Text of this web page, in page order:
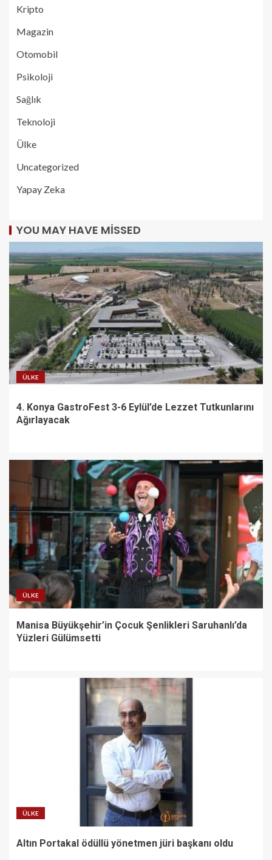
Kripto
Magazin
Otomobil
Psikoloji
Sağlık
Teknoloji
Ülke
Uncategorized
Yapay Zeka
YOU MAY HAVE MISSED
ÜLKE
4. Konya GastroFest 3-6 Eylül’de Lezzet Tutkunlarını
Ağırlayacak
ÜLKE
Manisa Büyükşehir’in Çocuk Şenlikleri Saruhanlı’da
Yüzleri Gülümsetti
ÜLKE
Altın Portakal ödüllü yönetmen jüri başkanı oldu